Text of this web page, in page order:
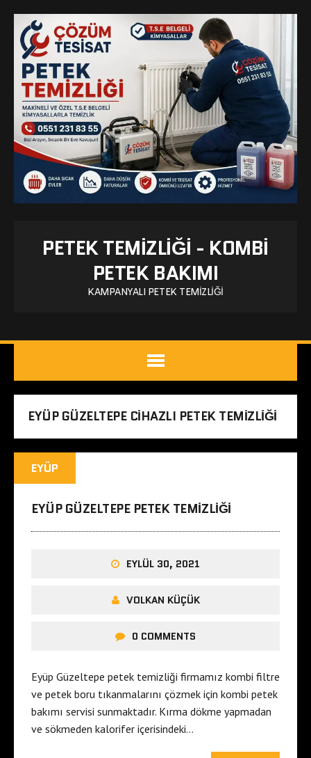
PETEK TEMIZLIĞI - KOMBI
PETEK BAKIMI
KAMPANYALI PETEK TEMIZLIĞI
EYÜP GÜZELTEPE CIHAZLI PETEK TEMIZLIĞI
EYÜP
EYÜP GÜZELTEPE PETEK TEMIZLIĞI
EYLÜL 30, 2021
VOLKAN KÜÇÜK
0 COMMENTS
Eyüp Güzeltepe petek temizliği firmamız kombi filtre
ve petek boru tıkanmalarını çözmek için kombi petek
bakımı servisi sunmaktadır. Kırma dökme yapmadan
ve sökmeden kalorifer içerisindeki…